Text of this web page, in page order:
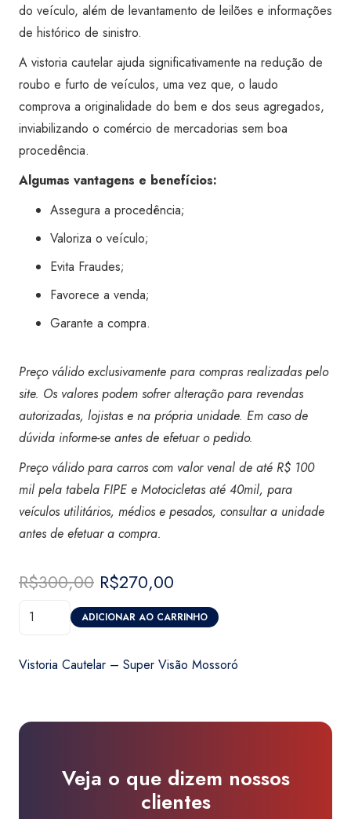
do veículo, além de levantamento de leilões e informações
de histórico de sinistro.
A vistoria cautelar ajuda significativamente na redução de
roubo e furto de veículos, uma vez que, o laudo
comprova a originalidade do bem e dos seus agregados,
inviabilizando o comércio de mercadorias sem boa
procedência.
Algumas vantagens e benefícios:
Assegura a procedência;
Valoriza o veículo;
Evita Fraudes;
Favorece a venda;
Garante a compra.
Preço válido exclusivamente para compras realizadas pelo
site. Os valores podem sofrer alteração para revendas
autorizadas, lojistas e na própria unidade. Em caso de
dúvida informe-se antes de efetuar o pedido.
Preço válido para carros com valor venal de até R$ 100
mil pela tabela FIPE e Motocicletas até 40mil, para
veículos utilitários, médios e pesados, consultar a unidade
antes de efetuar a compra.
R$300,00 O
preço
original
R$300,00.
R$270,00
preço
atual
R$270,00.
Vistoria
Mossoró
ADICIONAR AO CARRINHO
Vistoria Cautelar – Super Visão Mossoró
Veja o que dizem nossos
clientes